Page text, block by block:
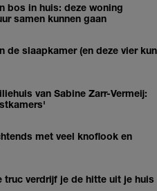
bos in huis: deze woning
samen kunnen gaan
de slaapkamer (en deze vier kun
van Sabine Zarr-Vermeij:
met veel knoflook en
truc verdrijf je de hitte uit je huis